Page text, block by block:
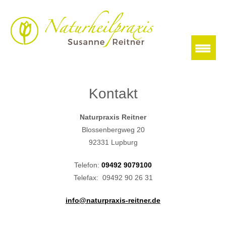
Kontakt
Naturpraxis Reitner
Blossenbergweg 20
92331 Lupburg
Telefon: 09492 9079100
Telefax: 09492 90 26 31
info@naturpraxis-reitner.de